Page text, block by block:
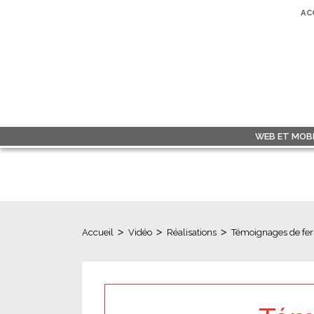
WEB ET
Accueil > Vidéo > Réalisations >Témoignages de